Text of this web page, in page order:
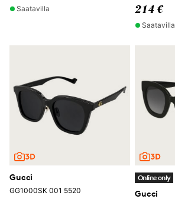
Saatavilla 214 €
Saatavilla
Gucci
GG1000SK 001 5520
Online only
Gucci